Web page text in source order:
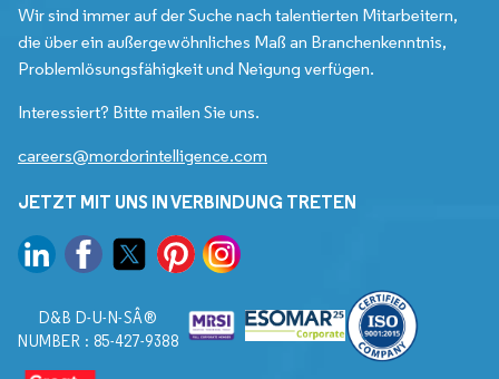
Wir sind immer auf der Suche nach talentierten Mitarbeitern,
die über ein außergewöhnliches Maß an Branchenkenntnis,
Problemlösungsfähigkeit und Neigung verfügen.
Interessiert? Bitte mailen Sie uns.
careers@mordorintelligence.com
JETZT MIT UNS IN VERBINDUNG TRETEN
D&B D-U-N-SÂ®
NUMBER : 85-427-9388